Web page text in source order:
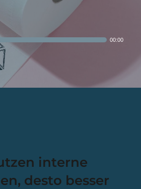
00:00
interne
desto besser